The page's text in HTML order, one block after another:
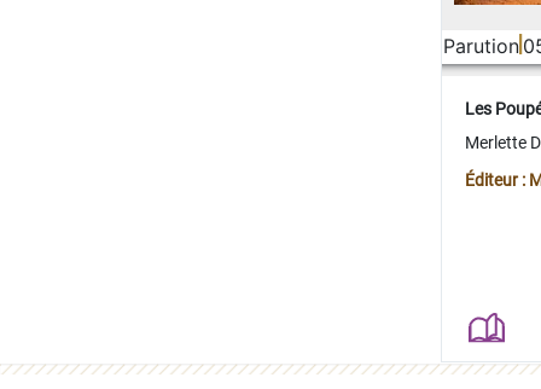
Parution
Les
Merlette
Éditeur :